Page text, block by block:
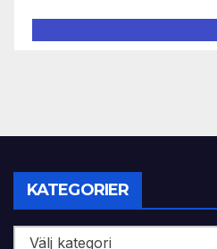
KATEGORIER
Kategorier